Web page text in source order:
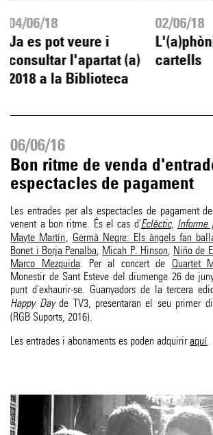
04/06/18
Ja es pot veure i
consultar l'apartat (a)
2018 a la Biblioteca
02/06/18
cartells
06/06/16
Bon ritme de venda
espectacles de pagament
Les entrades per als espectacles de pagament
venent a bon ritme. És el cas d'Eclèctic, Informe
Mayte Martín, Germà Negre: Els àngels fan
Bonet i Borja Penalba, Micah P. Hinson, Niño de
Marco Mezquida. Per al concert de Quartet
Monestir de Sant Esteve del diumenge 26 de
punt d'exhaurir-se. Guanyadors de la tercera
Happy Dayde TV3, presentaran el seu primer
(RGB Suports, 2016).
Les entrades i abonaments es poden adquiriraquí.